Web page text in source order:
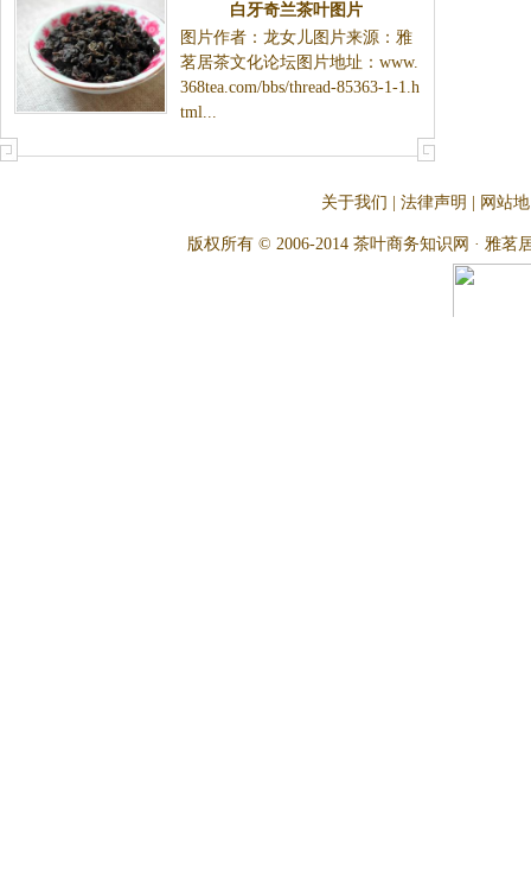
白牙奇兰茶叶图片
图片作者：龙女儿图片来源：雅
茗居茶文化论坛图片地址：www.
368tea.com/bbs/thread-85363-1-1.h
tml...
关于我们 法律声明 网站
版权所有 © 2006-2014 茶叶商务知识网 · 雅茗